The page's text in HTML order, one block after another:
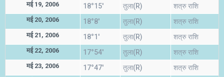
मई 19, 2006 18°15' तुला(R) शत्रु राशि
मई 20, 2006 18°8' तुला(R) शत्रु राशि
मई 21, 2006 18°1' तुला(R) शत्रु राशि
मई 22, 2006 17°54' तुला(R) शत्रु राशि
मई 23, 2006 17°47' तुला(R) शत्रु राशि